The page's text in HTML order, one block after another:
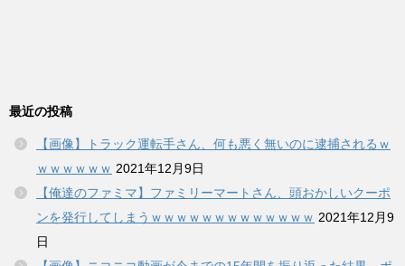
最近の投稿
【画像】トラック運転手さん、何も悪く無いのに逮捕されるｗ
ｗｗｗｗｗｗ 2021年12月9日
【俺達のファミマ】ファミリーマートさん、頭おかしいクーポ
ンを発行してしまうｗｗｗｗｗｗｗｗｗｗｗｗｗ 2021年12月9
日